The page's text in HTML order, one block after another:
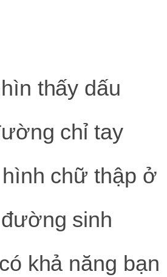
thấy dấu
chỉ tay
chữ thập ở
sinh
khả năng bạn